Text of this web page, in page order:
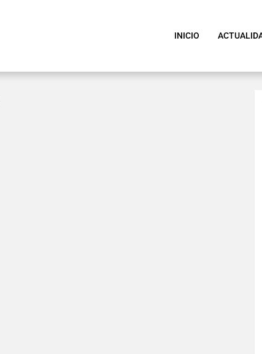
INICIO